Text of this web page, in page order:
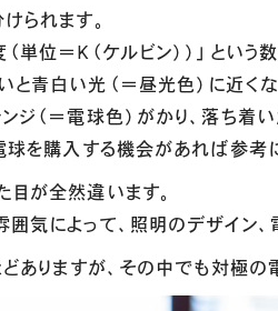
られます。
単位＝K（ケルビン））」という
青白い光（＝昼光色）に近く
ジ（＝電球色）がかり、落ち着
を購入する機会があれば参考
が全然違います。
気によって、照明のデザイン
ありますが、その中でも対極の